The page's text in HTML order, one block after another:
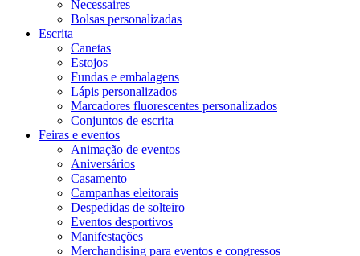
Necessaires
Bolsas personalizadas
Escrita
Canetas
Estojos
Fundas e embalagens
Lápis personalizados
Marcadores fluorescentes personalizados
Conjuntos de escrita
Feiras e eventos
Animação de eventos
Aniversários
Casamento
Campanhas eleitorais
Despedidas de solteiro
Eventos desportivos
Manifestações
Merchandising para eventos e congressos